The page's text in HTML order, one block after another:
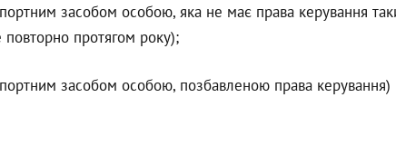
засобом особою, яка не має права керування
протягом року);
засобом особою, позбавленою права керування)